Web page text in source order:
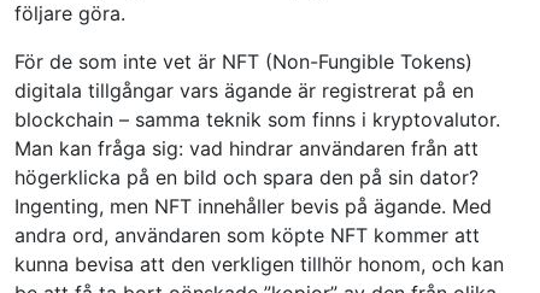
följare göra.
För de som inte vet är NFT (Non-Fungible Tokens)
digitala tillgångar vars ägande är registrerat på en
blockchain – samma teknik som finns i kryptovalutor.
Man kan fråga sig: vad hindrar användaren från att
högerklicka på en bild och spara den på sin dator?
Ingenting, men NFT innehåller bevis på ägande. Med
andra ord, användaren som köpte NFT kommer att
kunna bevisa att den verkligen tillhör honom, och kan